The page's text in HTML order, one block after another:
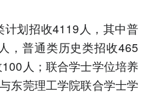
划招收4119人，其中普
，普通类历史类招收465
人；联合学士学位培养
东莞理工学院联合学士学